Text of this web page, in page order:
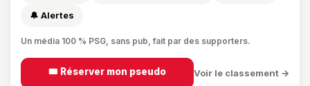
🔔 Alertes
Un média 100 % PSG, sans pub, fait par des supporters.
🎟️ Réserver mon pseudo Voir le classement →